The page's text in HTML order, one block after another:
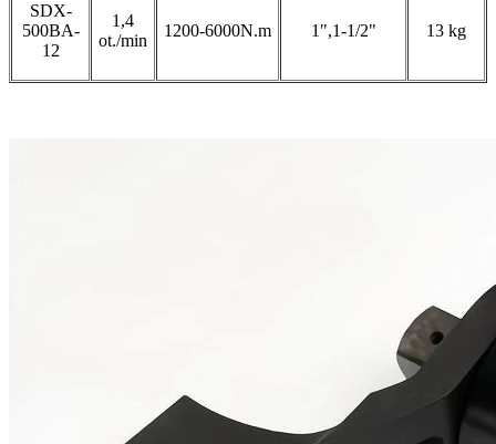
SDX-
500BA-
12
1,4
ot./min
1200-6000N.m 1",1-1/2" 13 kg